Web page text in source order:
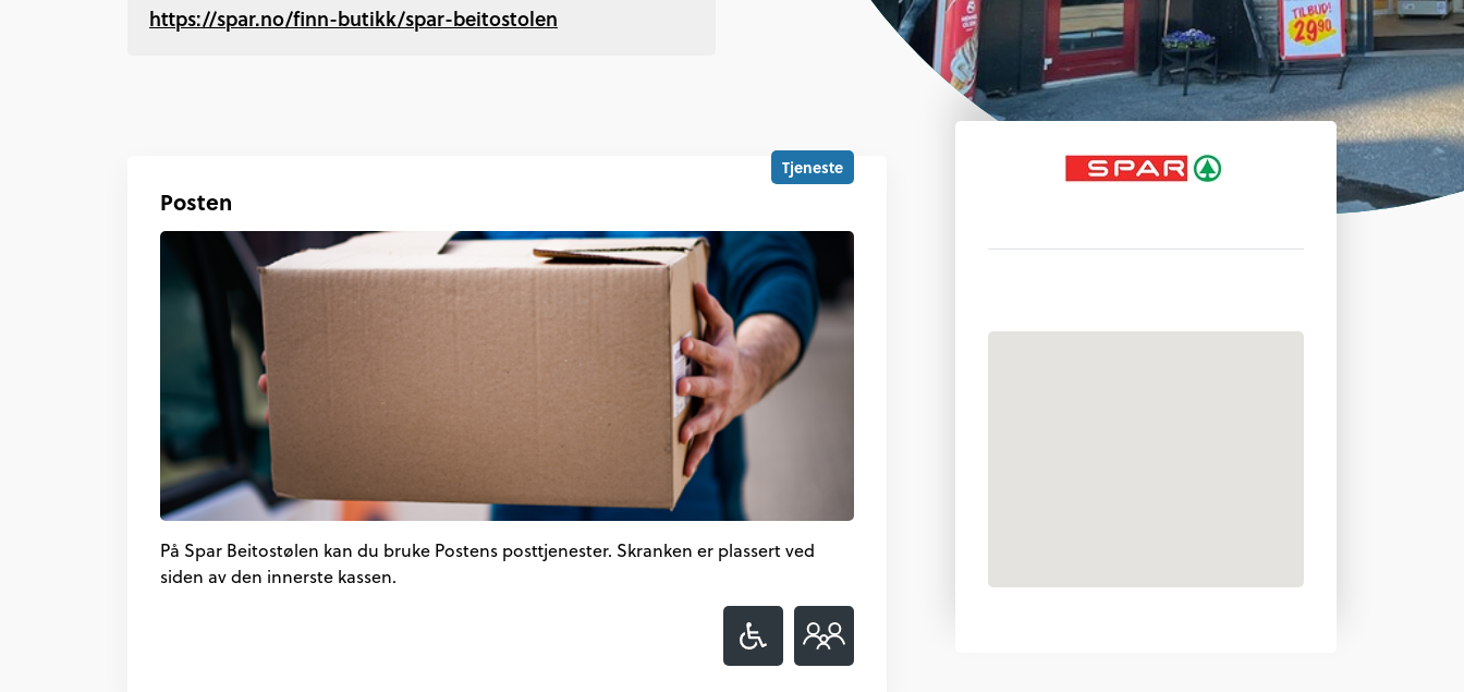
https://spar.no/finn-butikk/spar-beitostolen
Tjeneste
Posten
På Spar Beitostølen kan du bruke Postens posttjenester. Skranken er plassert ved
siden av den innerste kassen.